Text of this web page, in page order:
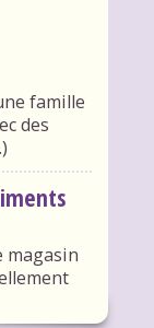
famille
des
magasin